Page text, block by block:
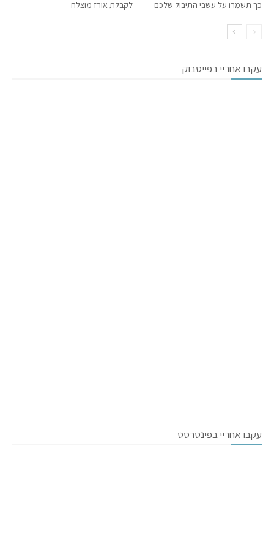
כך תשמרו על עשבי התיבול שלכם לקבלת אורז מוצלח
עקבו אחריי בפייסבוק
עקבו אחריי בפינטרסט